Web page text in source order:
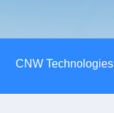
CNW Technologies